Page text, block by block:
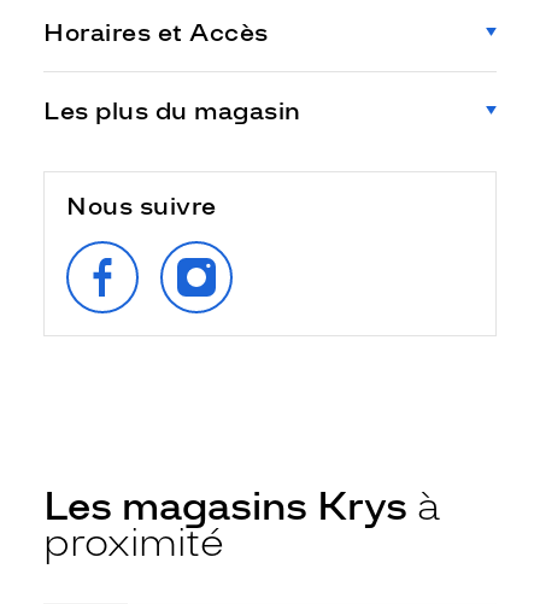
Horaires et Accès
Les plus du magasin
Nous suivre
SUIVEZ‑NOUS
SUR
FACEBOOK
SUIVEZ‑NOUS
SUR
INSTAGRAM
Les magasins Krys à
proximité